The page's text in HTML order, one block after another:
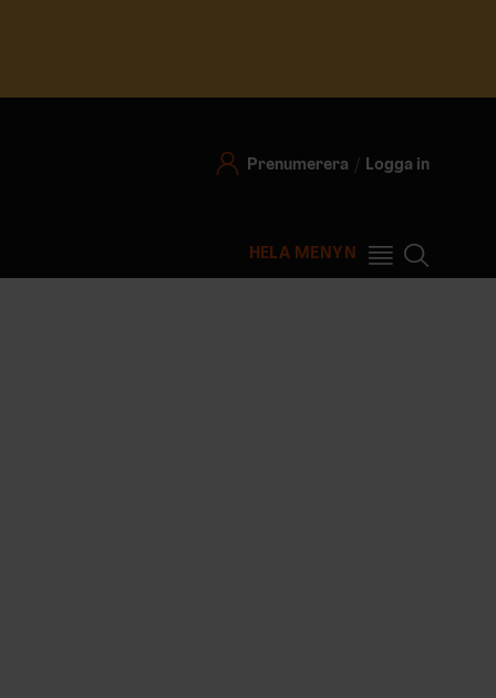
Prenumerera Logga in
HELA MENYN